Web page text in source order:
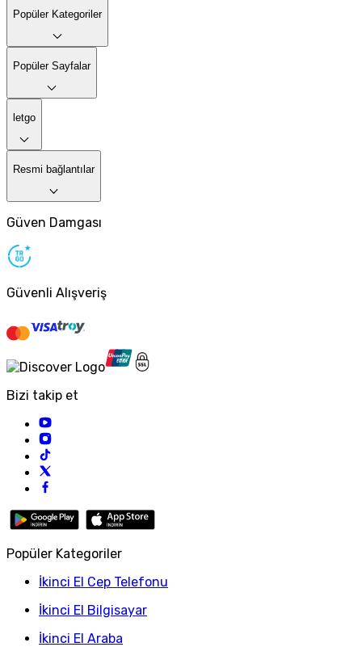
Popüler Kategoriler
Popüler Sayfalar
letgo
Resmi bağlantılar
Güven Damgası
Güvenli Alışveriş
Bizi takip et
Popüler Kategoriler
İkinci El Cep Telefonu
İkinci El Bilgisayar
İkinci El Araba